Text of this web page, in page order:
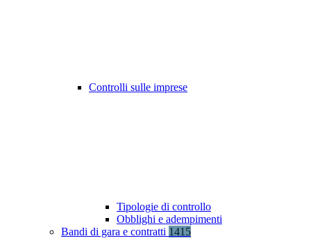
Controlli sulle imprese
Tipologie di controllo
Obblighi e adempimenti
Bandi di gara e contratti 1415